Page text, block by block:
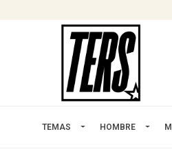
TEMAS HOMBRE